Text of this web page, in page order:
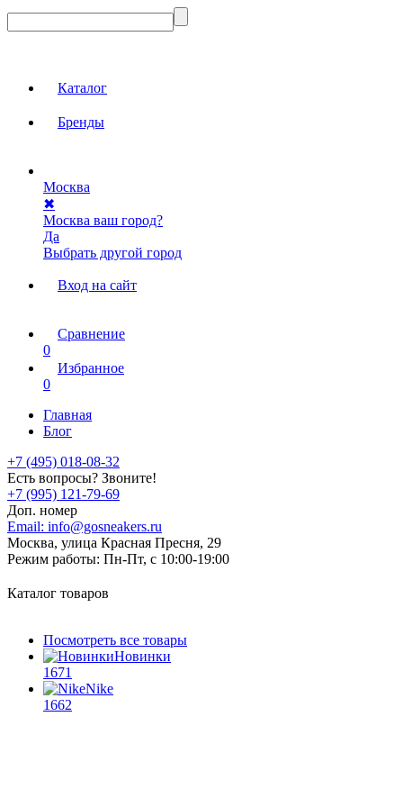
Каталог
Бренды
Москва
✖
Москва ваш город?
Да
Выбрать другой город
Вход на сайт
Сравнение
0
Избранное
0
Главная
Блог
+7 (495) 018-08-32
Есть вопросы? Звоните!
+7 (995) 121-79-69
Доп. номер
Email: info@gosneakers.ru
Москва, улица Красная Пресня, 29
Режим работы: Пн-Пт, с 10:00-19:00
Каталог товаров
Посмотреть все товары
Новинки
1671
Nike
1662